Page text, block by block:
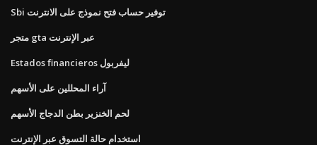
Sbi توفير حساب فتح نموذج على الانترنت
متجر gta عبر الإنترنت
Estados financieros ليفربول
آراء المحللين على الأسهم
لحم الخنزير بطن الدجاج الأسهم
استخدام حالة التسوق عبر الإنترنت